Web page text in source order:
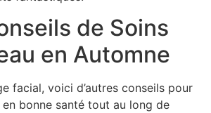
de Soins
en Automne
facial, voici d’autres conseils pour
bonne santé tout au long de